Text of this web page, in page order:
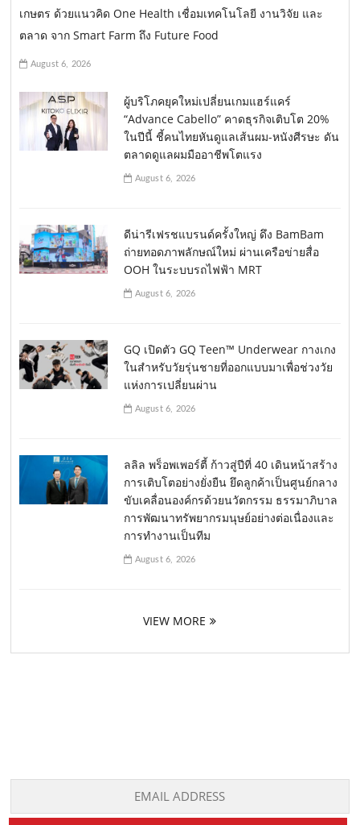
เกษตร ด้วยแนวคิด One Health เชื่อมเทคโนโลยี งานวิจัย และ
ตลาด จาก Smart Farm ถึง Future Food
August 6, 2026
ผู้บริโภคยุคใหม่เปลี่ยนเกมแฮร์แคร์
“Advance Cabello” คาดธุรกิจเติบโต 20%
ในปีนี้ ชี้คนไทยหันดูแลเส้นผม-หนังศีรษะ ดัน
ตลาดดูแลผมมืออาชีพโตแรง
August 6, 2026
ดีน่ารีเฟรชแบรนด์ครั้งใหญ่ ดึง BamBam
ถ่ายทอดภาพลักษณ์ใหม่ ผ่านเครือข่ายสื่อ
OOH ในระบบรถไฟฟ้า MRT
August 6, 2026
GQ เปิดตัว GQ Teen™ Underwear กางเกง
ในสำหรับวัยรุ่นชายที่ออกแบบมาเพื่อช่วงวัย
แห่งการเปลี่ยนผ่าน
August 6, 2026
ลลิล พร็อพเพอร์ตี้ ก้าวสู่ปีที่ 40 เดินหน้าสร้าง
การเติบโตอย่างยั่งยืน ยึดลูกค้าเป็นศูนย์กลาง
ขับเคลื่อนองค์กรด้วยนวัตกรรม ธรรมาภิบาล
การพัฒนาทรัพยากรมนุษย์อย่างต่อเนื่องและ
การทำงานเป็นทีม
August 6, 2026
VIEW MORE